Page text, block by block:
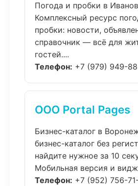
Погода и пробки в
Комплексный ресурс
пробки: новости,
справочник — всё для
гостей....
Телефон: +7 (979) 949-
ООО Portal Pages
Бизнес-каталог в
бизнес-каталог без
найдите нужное за 10
Мобильная версия и
Телефон: +7 (952) 756-